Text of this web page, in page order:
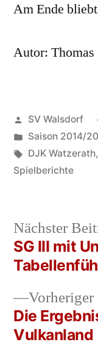
Am Ende
Autor: Thomas
Veröffentlicht
von
SV Walsdorf
Veröffentlicht
in
Saison 2014/
Schlagwörter:
DJK Watzerath,
Spielberichte
Beitrags-
Die
Vulkanland
Nächster
SG III mit